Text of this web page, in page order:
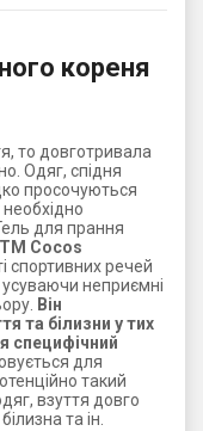
кореня
то довготривала
Одяг, спідня
просочуються
для прання
ТМ Cocos
спортивних речей
неприємні
Він
та білизни у тих
специфічний
для
такий
взуття довго
та ін.